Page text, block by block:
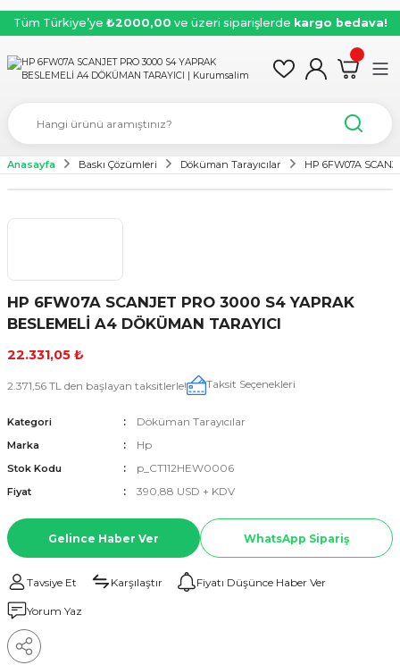
Tüm Türkiye’ye ₺2000,00 ve üzeri siparişlerde kargo bedava!
Anasayfa Baskı Çözümleri Döküman Tarayıcılar HP 6FW07A
HP 6FW07A SCANJET PRO 3000 S4 YAPRAK
BESLEMELİ A4 DÖKÜMAN TARAYICI
22.331,05 ₺
2.371,56 TL den başlayan taksitlerle! Taksit Seçenekleri
Kategori Döküman Tarayıcılar
Marka Hp
Stok Kodu p_CT112HEW0006
Fiyat 390,88 USD + KDV
Gelince Haber Ver WhatsApp Sipariş
Tavsiye Et Karşılaştır Fiyatı Düşünce Haber Ver
Yorum Yaz